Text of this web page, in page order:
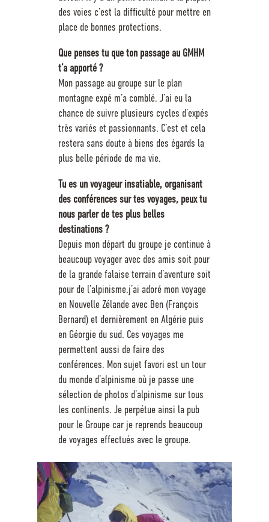
des voies c’est la difficulté pour mettre en
place de bonnes protections.
Que penses tu que ton passage au GMHM
t’a apporté ?
Mon passage au groupe sur le plan
montagne expé m’a comblé. J’ai eu la
chance de suivre plusieurs cycles d’expés
très variés et passionnants. C’est et cela
restera sans doute à biens des égards la
plus belle période de ma vie.
Tu es un voyageur insatiable, organisant
des conférences sur tes voyages, peux tu
nous parler de tes plus belles
destinations ?
Depuis mon départ du groupe je continue à
beaucoup voyager avec des amis soit pour
de la grande falaise terrain d’aventure soit
pour de l’alpinisme.j’ai adoré mon voyage
en Nouvelle Zélande avec Ben (François
Bernard) et dernièrement en Algérie puis
en Géorgie du sud. Ces voyages me
permettent aussi de faire des
conférences. Mon sujet favori est un tour
du monde d’alpinisme où je passe une
sélection de photos d’alpinisme sur tous
les continents. Je perpétue ainsi la pub
pour le Groupe car je reprends beaucoup
de voyages effectués avec le groupe.